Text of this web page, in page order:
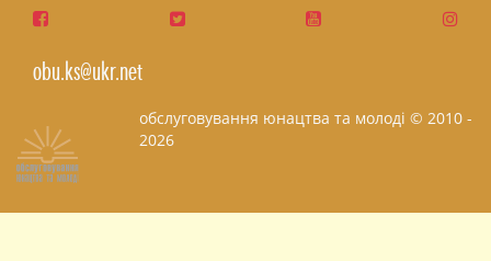
obu.ks@ukr.net
обслуговування юнацтва та молоді © 2010 -
2026